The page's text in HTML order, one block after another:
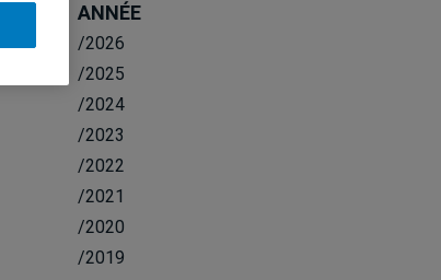
ANNÉE
/2026
/2025
/2024
/2023
/2022
/2021
/2020
/2019